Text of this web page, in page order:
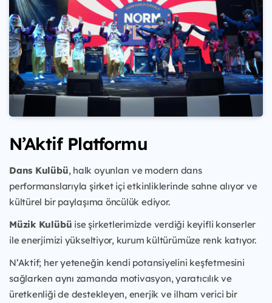
N’Aktif Platformu
Dans Kulübü, halk oyunları ve modern dans
performanslarıyla şirket içi etkinliklerinde sahne alıyor ve
kültürel bir paylaşıma öncülük ediyor.
Müzik Kulübü ise şirketlerimizde verdiği keyifli konserler
ile enerjimizi yükseltiyor, kurum kültürümüze renk katıyor.
N’Aktif; her yeteneğin kendi potansiyelini keşfetmesini
sağlarken aynı zamanda motivasyon, yaratıcılık ve
üretkenliği de destekleyen, enerjik ve ilham verici bir